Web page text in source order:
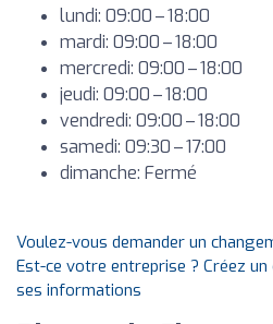
lundi: 09:00 – 18:00
mardi: 09:00 – 18:00
mercredi: 09:00 – 18:00
jeudi: 09:00 – 18:00
vendredi: 09:00 – 18:00
samedi: 09:30 – 17:00
dimanche: Fermé
Voulez-vous demander un
Est-ce votre entreprise ? Créez
ses informations